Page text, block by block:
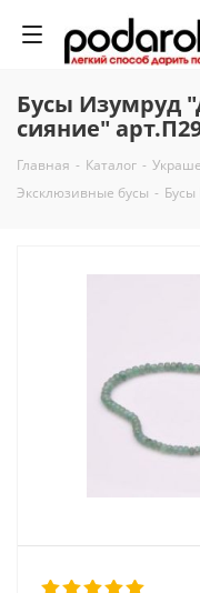
Бусы Изумруд
сияние"
Главная - Каталог -
Эксклюзивные бусы -